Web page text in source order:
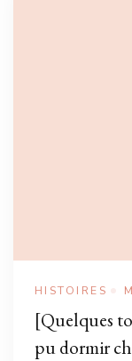
HISTOIRES
[Quelques
pu dormir